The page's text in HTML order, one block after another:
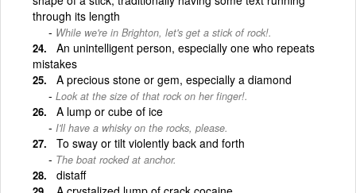
through its length
While we're in Brighton, let's get a stick of rock!.
An unintelligent person, especially one who repeats
mistakes
A precious stone or gem, especially a diamond
Look at the size of that rock on her finger!.
A lump or cube of ice
I'll have a whisky on the rocks, please.
To sway or tilt violently back and forth
The boat rocked at anchor.
distaff